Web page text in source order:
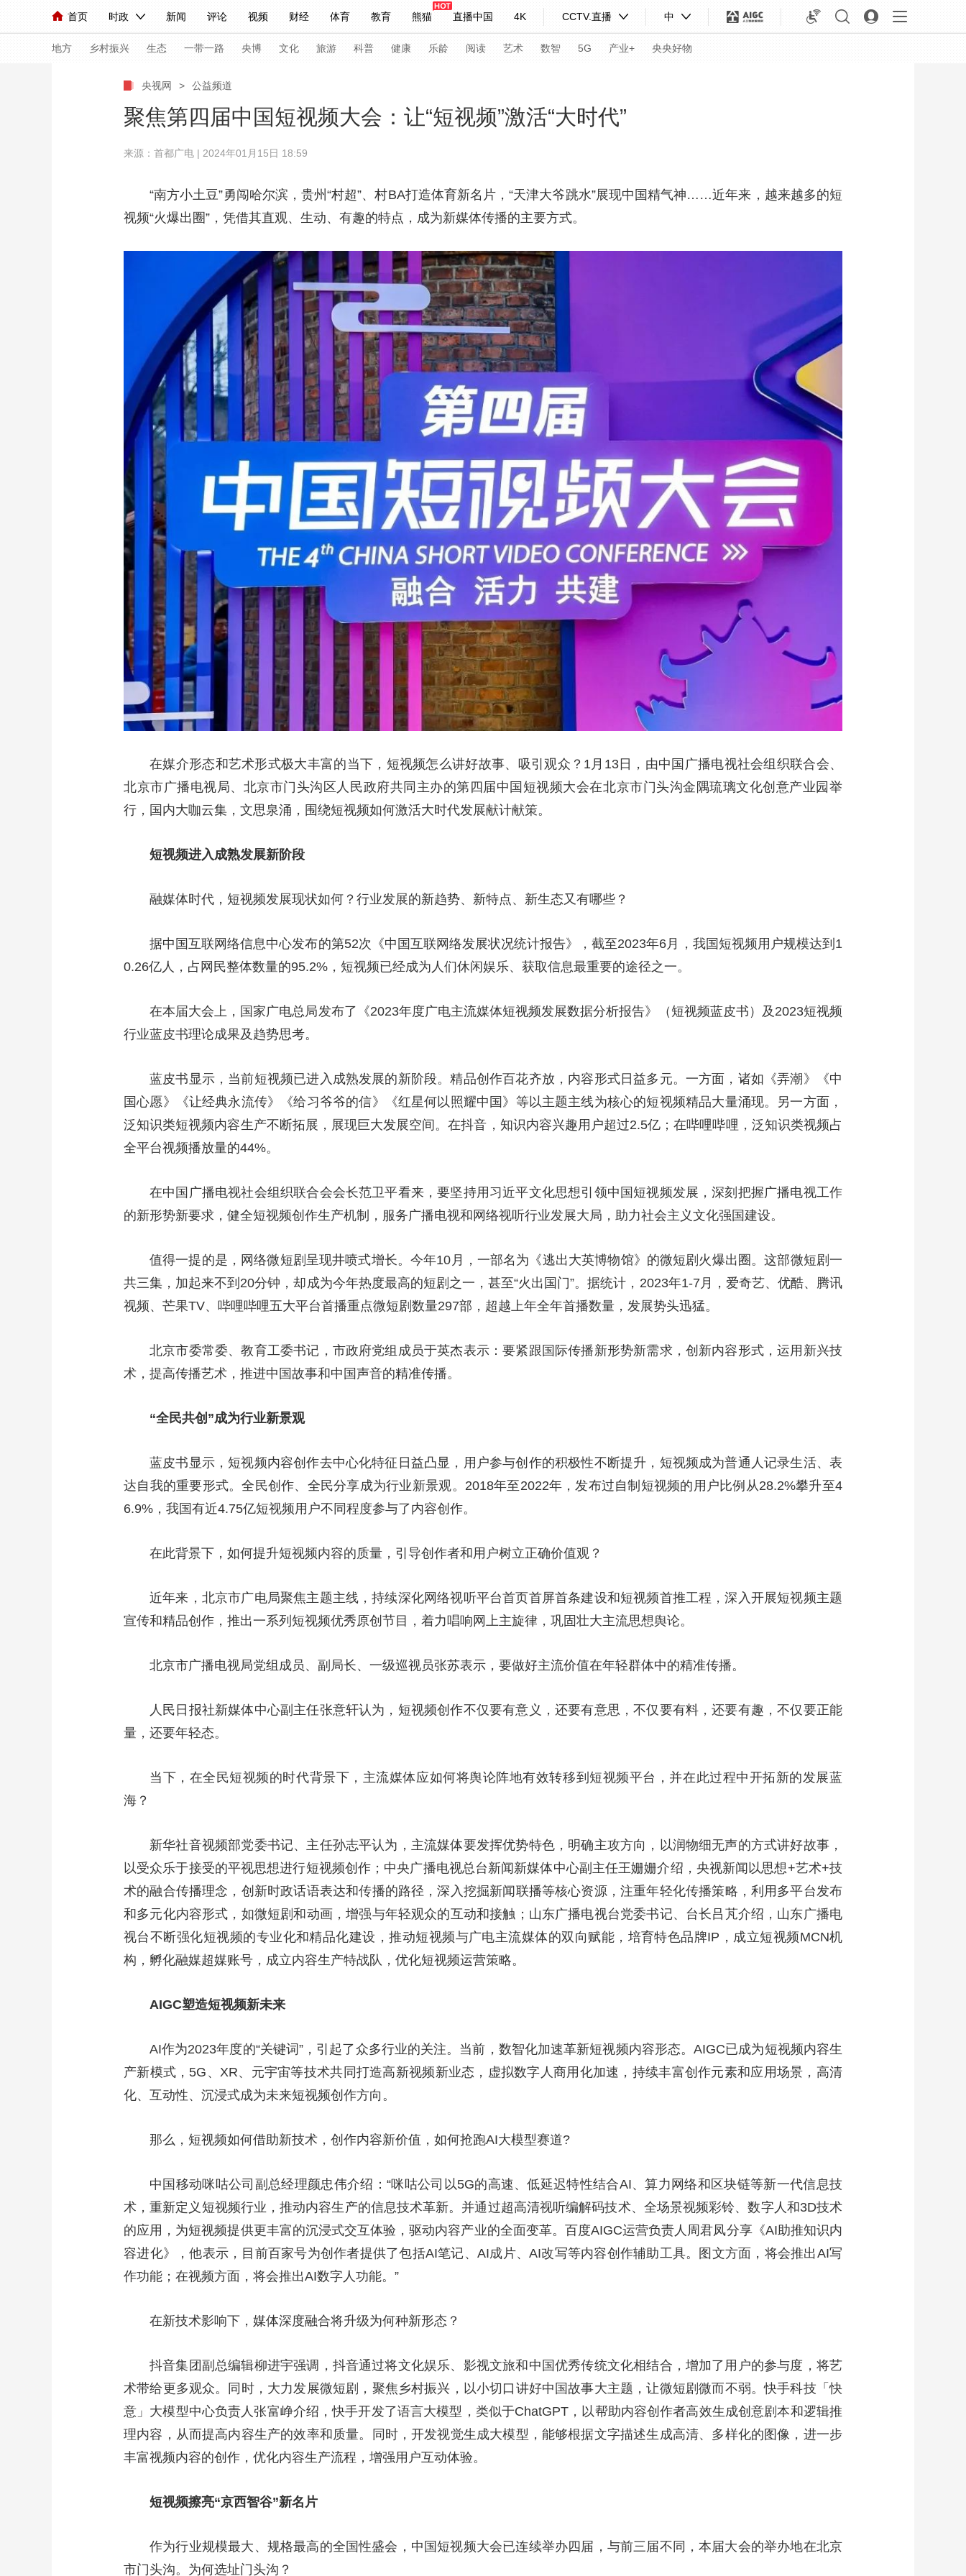
首页 时政 新闻 评论 视频 财经 体育 教育 熊猫 直播中国 4K CCTV.直播 中
人民领袖习近平 联播+ 中国领导人 央视快评 习式妙语 热解读 天天学习
直播 栏目大全 节目单 听音 微视频 主持人 下载央视影音
海外频道 iPanda English Монгол
地方 乡村振兴 生态 一带一路 央博 文化 旅游 科普 健康 乐龄 阅读 艺术 数智 5G 产业+ 央央好物
人民领袖习近平 联播+ 热解读 天天学习 习式妙语 央视快评 央视网评 光华锐评 锋面
小央视频 小央直播 直播中国 熊猫频道 VR/AR 4K专区 全景新闻
前线 比划 快看 蓝海中国 新兵请入列 人生第一次 人生第二次
2026年世界杯 2026年冬奥会 CBA NBA 中超 国足 国际足球
CCTV奥林匹克频道 生活体育大会 体育江湖 文化体育 冰雪道路 足球道路
乡村振兴 生态环境 一带一路 央博 非遗 文化 旅游 科普 健康 数智 5G 产业+
大国展会 大国保险 云顶对话 云起 超级工厂 智敬中国 全民健康 颜选攻略 网展 央央好物
CCTV.节目官网 节目单 片库 热播榜 总台企业白名单
央视网 > 公益频道
聚焦第四届中国短视频大会：让“短视频”激活“大时代”
来源：首都广电 | 2024年01月15日 18:59
“南方小土豆”勇闯哈尔滨，贵州“村超”、村BA打造体育新名片，“天津大爷跳水”展现中国精气神……近年来，越来越多的短
视频“火爆出圈”，凭借其直观、生动、有趣的特点，成为新媒体传播的主要方式。
在媒介形态和艺术形式极大丰富的当下，短视频怎么讲好故事、吸引观众？1月13日，由中国广播电视社会组织联合会、
北京市广播电视局、北京市门头沟区人民政府共同主办的第四届中国短视频大会在北京市门头沟金隅琉璃文化创意产业园举
行，国内大咖云集，文思泉涌，围绕短视频如何激活大时代发展献计献策。
短视频进入成熟发展新阶段
融媒体时代，短视频发展现状如何？行业发展的新趋势、新特点、新生态又有哪些？
据中国互联网络信息中心发布的第52次《中国互联网络发展状况统计报告》，截至2023年6月，我国短视频用户规模达到1
0.26亿人，占网民整体数量的95.2%，短视频已经成为人们休闲娱乐、获取信息最重要的途径之一。
在本届大会上，国家广电总局发布了《2023年度广电主流媒体短视频发展数据分析报告》（短视频蓝皮书）及2023短视频
行业蓝皮书理论成果及趋势思考。
蓝皮书显示，当前短视频已进入成熟发展的新阶段。精品创作百花齐放，内容形式日益多元。一方面，诸如《弄潮》《中
国心愿》《让经典永流传》《给习爷爷的信》《红星何以照耀中国》等以主题主线为核心的短视频精品大量涌现。另一方面，
泛知识类短视频内容生产不断拓展，展现巨大发展空间。在抖音，知识内容兴趣用户超过2.5亿；在哔哩哔哩，泛知识类视频占
全平台视频播放量的44%。
在中国广播电视社会组织联合会会长范卫平看来，要坚持用习近平文化思想引领中国短视频发展，深刻把握广播电视工作
的新形势新要求，健全短视频创作生产机制，服务广播电视和网络视听行业发展大局，助力社会主义文化强国建设。
值得一提的是，网络微短剧呈现井喷式增长。今年10月，一部名为《逃出大英博物馆》的微短剧火爆出圈。这部微短剧一
共三集，加起来不到20分钟，却成为今年热度最高的短剧之一，甚至“火出国门”。据统计，2023年1-7月，爱奇艺、优酷、腾讯
视频、芒果TV、哔哩哔哩五大平台首播重点微短剧数量297部，超越上年全年首播数量，发展势头迅猛。
北京市委常委、教育工委书记，市政府党组成员于英杰表示：要紧跟国际传播新形势新需求，创新内容形式，运用新兴技
术，提高传播艺术，推进中国故事和中国声音的精准传播。
“全民共创”成为行业新景观
蓝皮书显示，短视频内容创作去中心化特征日益凸显，用户参与创作的积极性不断提升，短视频成为普通人记录生活、表
达自我的重要形式。全民创作、全民分享成为行业新景观。2018年至2022年，发布过自制短视频的用户比例从28.2%攀升至4
6.9%，我国有近4.75亿短视频用户不同程度参与了内容创作。
在此背景下，如何提升短视频内容的质量，引导创作者和用户树立正确价值观？
近年来，北京市广电局聚焦主题主线，持续深化网络视听平台首页首屏首条建设和短视频首推工程，深入开展短视频主题
宣传和精品创作，推出一系列短视频优秀原创节目，着力唱响网上主旋律，巩固壮大主流思想舆论。
北京市广播电视局党组成员、副局长、一级巡视员张苏表示，要做好主流价值在年轻群体中的精准传播。
人民日报社新媒体中心副主任张意轩认为，短视频创作不仅要有意义，还要有意思，不仅要有料，还要有趣，不仅要正能
量，还要年轻态。
当下，在全民短视频的时代背景下，主流媒体应如何将舆论阵地有效转移到短视频平台，并在此过程中开拓新的发展蓝
海？
新华社音视频部党委书记、主任孙志平认为，主流媒体要发挥优势特色，明确主攻方向，以润物细无声的方式讲好故事，
以受众乐于接受的平视思想进行短视频创作；中央广播电视总台新闻新媒体中心副主任王姗姗介绍，央视新闻以思想+艺术+技
术的融合传播理念，创新时政话语表达和传播的路径，深入挖掘新闻联播等核心资源，注重年轻化传播策略，利用多平台发布
和多元化内容形式，如微短剧和动画，增强与年轻观众的互动和接触；山东广播电视台党委书记、台长吕芃介绍，山东广播电
视台不断强化短视频的专业化和精品化建设，推动短视频与广电主流媒体的双向赋能，培育特色品牌IP，成立短视频MCN机
构，孵化融媒超媒账号，成立内容生产特战队，优化短视频运营策略。
AIGC塑造短视频新未来
AI作为2023年度的“关键词”，引起了众多行业的关注。当前，数智化加速革新短视频内容形态。AIGC已成为短视频内容生
产新模式，5G、XR、元宇宙等技术共同打造高新视频新业态，虚拟数字人商用化加速，持续丰富创作元素和应用场景，高清
化、互动性、沉浸式成为未来短视频创作方向。
那么，短视频如何借助新技术，创作内容新价值，如何抢跑AI大模型赛道?
中国移动咪咕公司副总经理颜忠伟介绍：“咪咕公司以5G的高速、低延迟特性结合AI、算力网络和区块链等新一代信息技
术，重新定义短视频行业，推动内容生产的信息技术革新。并通过超高清视听编解码技术、全场景视频彩铃、数字人和3D技术
的应用，为短视频提供更丰富的沉浸式交互体验，驱动内容产业的全面变革。百度AIGC运营负责人周君凤分享《AI助推知识内
容进化》，他表示，目前百家号为创作者提供了包括AI笔记、AI成片、AI改写等内容创作辅助工具。图文方面，将会推出AI写
作功能；在视频方面，将会推出AI数字人功能。”
在新技术影响下，媒体深度融合将升级为何种新形态？
抖音集团副总编辑柳进宇强调，抖音通过将文化娱乐、影视文旅和中国优秀传统文化相结合，增加了用户的参与度，将艺
术带给更多观众。同时，大力发展微短剧，聚焦乡村振兴，以小切口讲好中国故事大主题，让微短剧微而不弱。快手科技「快
意」大模型中心负责人张富峥介绍，快手开发了语言大模型，类似于ChatGPT，以帮助内容创作者高效生成创意剧本和逻辑推
理内容，从而提高内容生产的效率和质量。同时，开发视觉生成大模型，能够根据文字描述生成高清、多样化的图像，进一步
丰富视频内容的创作，优化内容生产流程，增强用户互动体验。
短视频擦亮“京西智谷”新名片
作为行业规模最大、规格最高的全国性盛会，中国短视频大会已连续举办四届，与前三届不同，本届大会的举办地在北京
市门头沟。为何选址门头沟？